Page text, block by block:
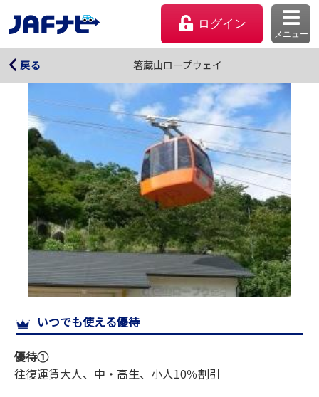
ログイン
メニュー
マイページ
会員優待のご利用方法
サイトマップ
戻る 箸蔵山ロープウェイ
箸蔵山ロープウェイ
いつでも使える優待
優待①
往復運賃大人、中・高生、小人10％割引